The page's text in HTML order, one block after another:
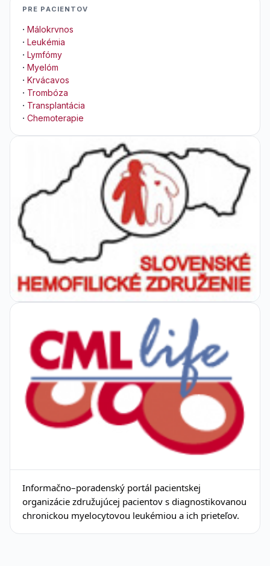
PRE PACIENTOV
· Málokrvnos
· Leukémia
· Lymfómy
· Myelóm
· Krvácavos
· Trombóza
· Transplantácia
· Chemoterapie
Informačno–poradenský portál pacientskej
organizácie združujúcej pacientov s diagnostikovanou
chronickou myelocytovou leukémiou a ich prieteľov.